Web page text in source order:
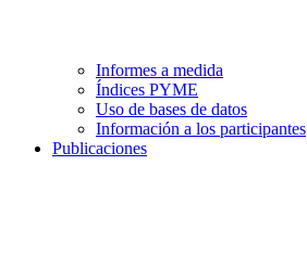
Informes a medida
Índices PYME
Uso de bases de datos
Información a los participantes
Publicaciones